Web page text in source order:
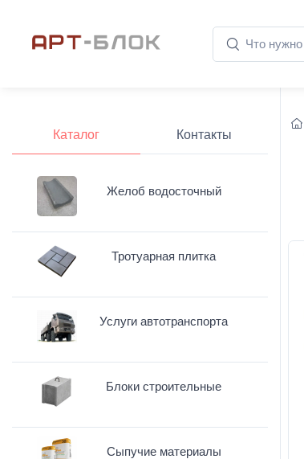
Каталог Контакты
Желоб водосточный
Тротуарная плитка
Услуги автотранспорта
Блоки строительные
Сыпучие материалы